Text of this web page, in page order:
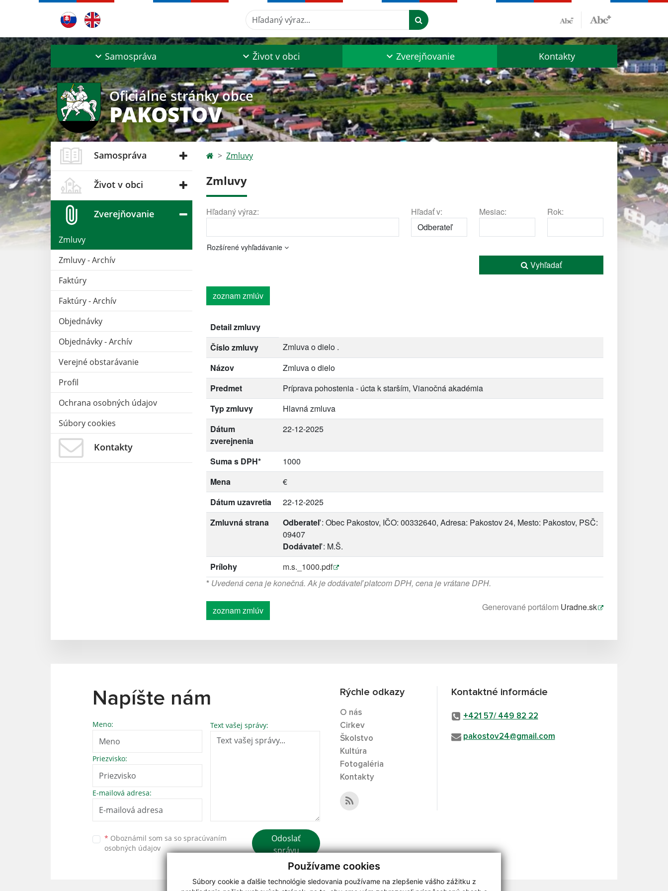
Používame cookies
Súbory cookie a ďalšie technológie sledovania používame na zlepšenie vášho zážitku z
Hľadaný výraz...
Samospráva Život v obci Zverejňovanie Kontakty
Oficiálne stránky obce
PAKOSTOV
Samospráva
Život v obci
Zverejňovanie
Zmluvy
Zmluvy - Archív
Faktúry
Faktúry - Archív
Objednávky
Objednávky - Archív
Verejné obstarávanie
Profil
Ochrana osobných údajov
Súbory cookies
Kontakty
Zmluvy
Zmluvy
Hľadaný výraz: Hľadať v: Mesiac: Rok:
Rozšírené vyhľadávanie
Vyhľadať
zoznam zmlúv
Detail zmluvy
Číslo zmluvy
Zmluva o dielo .
Názov
Zmluva o dielo
Predmet
Príprava pohostenia - úcta k starším, Vianočná akadémia
Typ zmluvy
Hlavná zmluva
Dátum
zverejnenia
22-12-2025
Suma s DPH*
1000
Mena
€
Dátum uzavretia
22-12-2025
Zmluvná strana
Odberateľ: Obec Pakostov, IČO: 00332640, Adresa: Pakostov 24, Mesto: Pakostov, PSČ:
09407
Dodávateľ: M.Š.
Prílohy
m.s._1000.pdf
* Uvedená cena je konečná. Ak je dodávateľ platcom DPH, cena je vrátane DPH.
zoznam zmlúv Generované portálom Uradne.sk
Napíšte nám
Meno:
Priezvisko:
E-mailová adresa:
Text vašej správy:
* Oboznámil som sa so spracúvaním
osobných údajov
Odoslať
správu
Rýchle odkazy
O nás
Cirkev
Školstvo
Kultúra
Fotogaléria
Kontakty
Kontaktné informácie
+421 57/ 449 82 22
pakostov24@gmail.com